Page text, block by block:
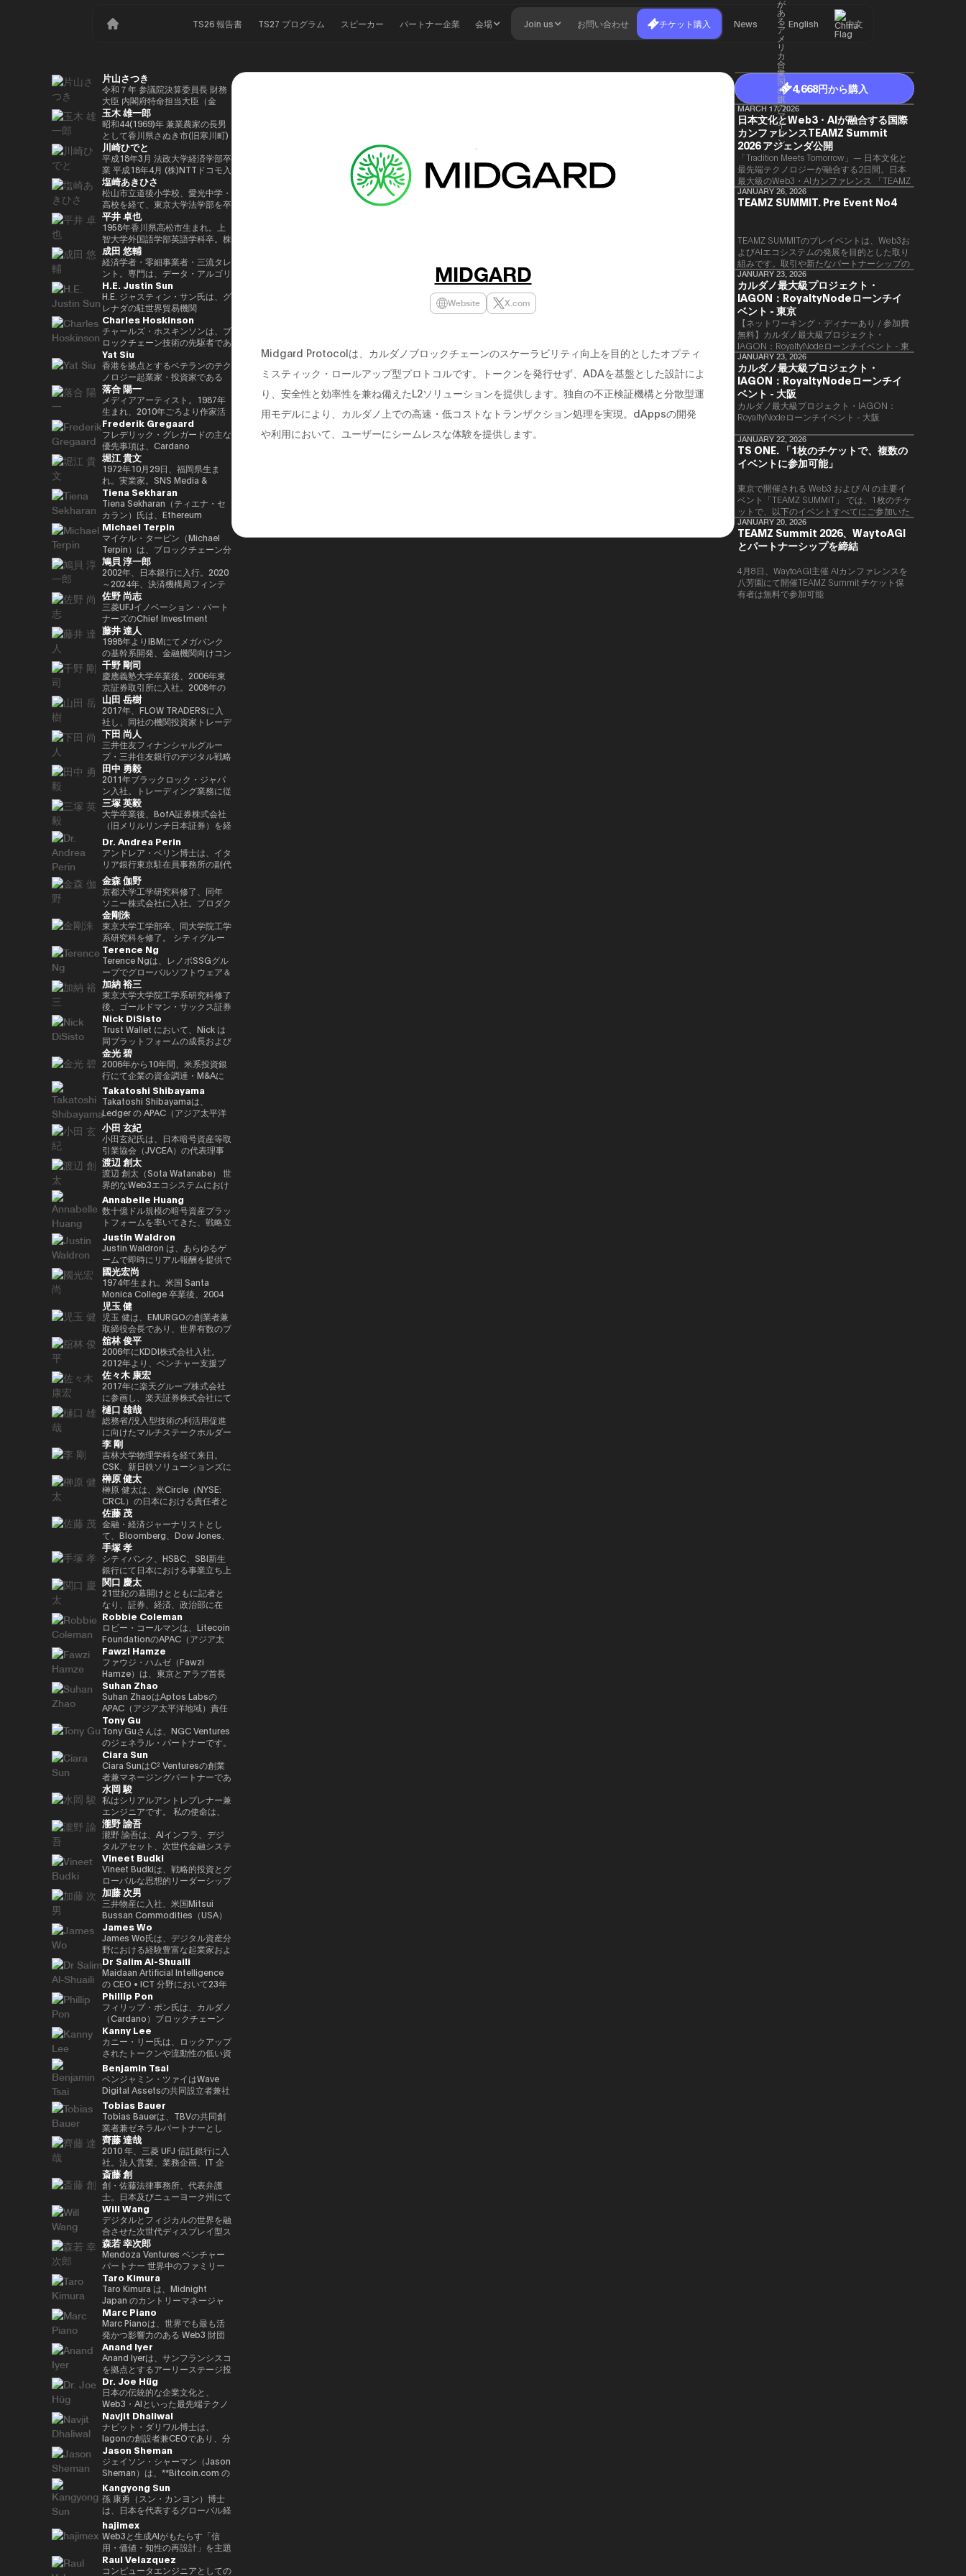
TS26 報告書 TS27 プログラム スピーカー パートナー企業 会場 Join us お問い合わせ チケット購入 News English 中文
片山さつき
令和７年 参議院決算委員長 財務
大臣 内閣府特命担当大臣（金
融） 租税特別措置・補助金見直
し担当 （高市内閣）
玉木 雄一郎
昭和44(1969)年 兼業農家の長男
として香川県さぬき市(旧寒川町)
に生まれる 昭和63(1988)年 高松
高校卒業 平成5(1993)年 東京大
学法学部卒業、同年大蔵省入省
※1 平成9(1997)年 米国ハーバー
ド大学大学院(ケネディースクー
ル)修了 平成17(2005)年 財務省を
退職し、第44回衆院選に立候
補。70,177票を得るも惜敗 平成
21(2009)年 4年間の浪人生活を経
て、第45回衆院選で109,863票を
得て初当選 平成24(2012)年 第46
回衆院選で79,153票を得て2期目
当選 平成26(2014)年 第47回衆院
選で78,797票を得て3期目当選 平
成28(2016)年 民進党代表選に出
馬。党幹事長代理を拝命 平成
29(2017)年 第48回衆院選で
82,345票を得て4期目当選(希望
の党公認、香川2区) 希望の党共
同代表選に出馬。希望の党代表
(11月〜) 平成30(2018)年 国民民
主党共同代表(5月~9月) 国民民主
党代表(9月~) 令和2(2020)年 分党
を経て新国民民主党設立、代表に
就任(9月) 令和3(2021)年 第49回
衆院選で94,530票を得て5期目当
選 令和6(2024)年 第50回衆院選
で89,899票を得て6期目当選
2025.05.01 現在 ※1 1993年4月
~2005年8月 大蔵省(現・財務省)
在職 1997年7月~1999年6月 外務
省出向(中近東第一課) 2000年7月
~2001年6月 金融庁 証券取引等監
視委員会 2001年7月~2002年6月
国税庁 大阪国税局総務課長 2002
年7月~2005年6月 内閣府出向(特
命担当大臣秘書専門官) 2005年7
月~2005年8月 財務省主計局主査
川崎ひでと
平成18年3月 法政大学経済学部卒
業 平成18年4月 (株)NTTドコモ入
社 平成29年8月 衆議院議員川崎
二郎秘書 令和3年10月 第49回衆
議院議員総選挙において初当選
令和6年10月 第50回衆議院議員
総選挙において2期目の当選 令和
6年11月 総務大臣政務官（第二次
石破内閣） 令和7年10月 デジタ
ル大臣政務官、内閣府大臣政務官
（第1次高市内閣） 令和8年2月
デジタル大臣政務官、内閣府大臣
政務官（第2次高市内閣）
塩崎あきひさ
松山市立道後小学校、愛光中学・
高校を経て、東京大学法学部を卒
業後、長島・大野・常松法律事務
所のパートナー弁護士。 2021
年、衆議院総選挙（愛媛1区）に
て初当選。元厚労大臣政務官。党
内では、副幹事長を経験した後、
国会対策副委員長に就任。インテ
リジェンス戦略本部、科学技術イ
ノベーション戦略本部、AI・
Web3小委員会の各事務局長。
平井 卓也
1958年香川県高松市生まれ。上
智大学外国語学部英語学科卒。株
式会社電通、西日本放送代表取締
役社長等を経て、2000年、第42
回衆議院選挙で初当選。以来、連
続10回当選。自民党経産・総務
部会長、政務調査会副会長、内閣
府（IT担当）大臣政務官、国土交
通副大臣、内閣常任委員長等を歴
任し、自民党IT戦略特命委員会委
員長として、自民党のIT政策を主
導。平成30年10月第4次安倍改造
内閣にてIT担当大臣、内閣府特命
担当(科学技術・知的財産戦略・
クールジャパン戦略・宇宙政策)
大臣就任。令和2年菅内閣にてデ
ジタル改革担当大臣就任。令和3
年初代デジタル大臣就任。現在、
デジタル社会推進本部長。
成田 悠輔
経済学者・零細事業者・三流タレ
ント。専門は、データ・アルゴリ
ズム・ポエム・思想を組み合わせ
たビジネスと公共政策の想像とデ
ザイン。多分野の学術誌・学会に
研究を発表、多くの企業や自治体
と共同事業を行う。報道・討論・
お笑い・アート・ファッションな
ど多様な動画や雑誌の企画や出演
にも関わる。著書『22世紀の資
本主義：やがてお金は絶滅する』
『22世紀の民主主義：選挙はア
ルゴリズムになり、政治家はネコ
になる』、番組「成田悠輔と愛す
べき非生産性の世界」「夜明け前
のPLAYERS」「成田悠輔の聞か
れちゃいけない話」「walk」
「書く気がおきない」など。
H.E. Justin Sun
H.E. ジャスティン・サン氏は、グ
レナダの駐世界貿易機関
（WTO）大使および元常駐代表
であり、世界をリードするブロッ
クチェーンおよびDAOである
TRON の創設者、さらに世界最
大級の暗号資産取引所の一つ
HTX のアドバイザーを務めてい
ます。 アリババ創業者ジャッ
ク・マー氏の薫陶を受けた人物と
しても知られ、2025年4月には、
グローバルなデジタル資産業界で
最も著名かつ影響力のある人物の
一人として Forbes誌 の表紙を飾
りました。 また、Forbes「30
Under 30（コンシューマー・テ
クノロジー部門）」に複数回選出
されるなど、国際的に高い評価を
受けています。 2025年8月に
は、Blue Origin の NS-34ミッシ
ョン に搭乗し、世界で712人目の
宇宙飛行士として宇宙へ渡航しま
した。 その関心分野は、テクノ
ロジー、投資、アート、慈善活
動、ゲーム、そして宇宙探査に及
びます。
Charles Hoskinson
チャールズ・ホスキンソンは、ブ
ロックチェーン技術の先駆者であ
り、分散型プラットフォーム「カ
ルダノ（Cardano）」の創設者
です。元々はイーサリアムの共同
創設者の一人でもあり、数理論理
学と暗号学に強い背景を持ってい
ます。カルダノは学術的な研究と
ピアレビューに基づいて開発され
たことが特徴で、金融包摂とスマ
ートコントラクトの普及を目指し
ています。現在はInput Output
Global（IOG）のCEOとしてカ
ルダノの技術開発を主導していま
す。
Yat Siu
香港を拠点とするベテランのテク
ノロジー起業家・投資家である
Yat Siu氏は、Animoca Brands
の共同創業者兼エグゼクティブ・
チェアマンです。Animoca
Brandsは、世界的なブロックチ
ェーンおよびゲーム分野のリーダ
ー企業であり、世界中のゲーマー
やインターネット利用者にデジタ
ル上の財産権を提供することを使
命としています。これにより、新
たな資産クラス、Play-and-Earn
経済、そしてオープン・メタバー
スの構築に寄与する、より公平な
デジタルの枠組みの実現を目指し
ています。 Yat氏は1990年に
Atari Germanyでキャリアをスタ
ートさせました。1995年には香
港に移り、アジア初の無料ウェブ
ページおよび無料メールサービス
提供企業であるHong Kong
Cybercity/Freenationを設立し
ました。1998年には、多言語対
応のホワイトラベルWebサービ
スの先駆者として高く評価された
Outblazeを設立しました。2009
年にはOutblazeのメッセージン
グ事業をIBMに売却し、その後
Outblazeを、デジタルエンター
テインメント分野のサービスや製
品を開発するプロジェクトや企業
を育成するインキュベーターへと
転換しました。そのインキュベー
ト企業のひとつが、2014年に設
立されたAnimoca Brandsです。
2017年には、従来の教育システ
ムではあまり重視されてこなかっ
た発散的思考やデザイン思考など
のスキルを育む放課後型デジタル
ラボ、Dalton Learning Labを設
立しました。また、テクノロジー
における社会的意義のある課題を
研究するOutblazeのリサーチ部
門、ThinkBlazeの創設者でもあ
ります。 2018年以降、Yat氏は
ゲーム業界におけるブロックチェ
ーンおよびNFT（非代替性トーク
ン）の活用を早期から提唱してき
ました。これにより、ゲーマーは
ゲーム内資産やデータ、ひいては
価値そのものを真に所有できるよ
うになると考えられています。分
散型アプリケーションとデジタル
資産の可能性を明確に見据えた
Yat氏は、Animoca Brandsをブ
ロックチェーン、ゲーム、NFT、
そしてオープン・メタバース分野
におけるリーダー的地位へと迅速
に導きました。Animoca Brands
はNFTを中心とした複数の子会社
や製品群を展開しており、さらに
540社を超えるブロックチェーン
関連企業に投資を行い、世界最大
級のブロックチェーン投資ポート
フォリオを築いています。 Yat氏
はこれまでに数多くの栄誉を受け
ており、世界経済フォーラムの
「Global Leader of
Tomorrow」、DHL/SCMP
Awardsの「Young
Entrepreneur of the Year」、さ
らにCointelegraphによる「ブロ
ックチェーン業界で注目すべき
100人」の一人にも選ばれていま
す。 また、Yat氏はクラシック音
楽の正式な訓練を受けた音楽家で
もあり、BAFTA（英国映画テレ
ビ芸術アカデミー）のアドバイザ
リーボードメンバー、ならびに
Asian Youth Orchestraの理事も
務めています。 必要であれば、
講演者紹介向けにさらに自然で洗
練された日本語版にも整えられま
す。
落合 陽一
メディアアーティスト。1987年
生まれ、2010年ごろより作家活
動を始める。境界領域における物
化や変換、質量への憧憬をモチー
フに作品を展開。筑波大学/東京
大学准教授、2025年日本国際博
覧会（大阪・関西万博）テーマ事
業プロデューサー。写真集「質量
への憧憬（amana・2019）」
NFT作品「Re-Digitalization of
Waves(foundation・2021)」な
ど。2016年PrixArsElectronica栄
誉賞 、EUよりSTARTSPrize受
賞、
2019SXSWCreativeExperienceARROWAwards
受賞。Apollo Magazine 40
UNDER 40 ART andTECH、
Asia Digital Art Award優秀賞、
文化庁メディア芸術祭アート部門
審査委員会推薦作品多数。
Frederik Gregaard
フレデリック・グレガードの主な
優先事項は、Cardano
Foundation における導入戦略を
推進し、各ミッションの統合およ
び実行を主導するとともに、
Cardano を活用した包括的かつ
公平な成長を実現するための迅速
な価値創出を可能にすることで
す。 同財団に参画する以前は、
スイスおよびスカンジナビア諸国
において17年以上にわたり、プ
ロフェッショナルサービスおよび
金融業界に従事し、資本市場、デ
ジタル資産運用、プライベートバ
ンキング、トレーディング・イン
フラストラクチャー分野に注力し
てきました。
堀江 貴文
1972年10月29日、福岡県生ま
れ。実業家。SNS Media &
Consulting株式会社 ファウンダ
ー。 現在はロケット開発や、ア
プリのプロデュース、また予防医
療普及協会として予防医療を啓蒙
する等 様々な分野で活動する。
会員制オンラインサロン『堀江貴
文イノベーション大学校
（HIU）』では、700名近い会員
とともに多彩なプロジェクトを展
開している。
http://salon.horiemon.com 著
書 『金を使うならカラダに使
え。』『ＣｈａｔＧＰＴ ｖｓ．
未来のない仕事をする人たち』
『２０３５ １０年後のニッポ
ン ホリエモンの未来予測大全』
など
Tiena Sekharan
Tiena Sekharan（ティエナ・セ
カラン）氏は、Ethereum
Foundationのアジア太平洋
（APAC）地域におけるHead of
Institutionsを務めており、エン
タープライズ分野での導入推進を
通じてEthereumエコシステムの
発展をリードしています。 キャ
リアは伝統的な金融業界からスタ
ートし、Lehman Brothers、
BNP Paribas、JPMorganなどで
要職を歴任しました。 Ethereum
Foundation参画前は、
JPMorganのブロックチェーン部
門であるKinexysに所属し、JPM
CoinやTokenized Depositsなど
のプロダクト推進を担当していま
した。
Michael Terpin
マイケル・ターピン（Michael
Terpin）は、ブロックチェーン分
野の投資およびアドバイザリー会
社 Transform Ventures の創業者
兼CEOであり、また Supercycle
Genesis Partners, LP のCEO兼
最高投資責任者（CIO）を務めて
いる。同ファンドは、ビットコイ
ン専業としては世界初のアルゴリ
ズム型暗号資産ヘッジファンドで
あり、各サイクルの高値でビット
コインを売却し、底値でより多く
を買い戻すという投資仮説を掲げ
ている。 ターピンは35年以上に
わたり連続起業家および投資家と
して活躍してきた、極めて経験豊
富なエグゼクティブであり、数多
くの成功したイグジットを実現し
てきた。その実績を背景に、プエ
ルトリコを拠点とするファミリー
オフィス Transform Capital を
設立している。 また、ビットコ
インの初期投資家かつ思想的リー
ダー（thought leader）として
も知られ、Ethereum や Tether
を含む主要ブロックチェーンプロ
ジェクトの初期マーケティングお
よびアドバイザリーに関与した人
物である。こうした功績から、
CNBC により「クリプト界のゴ
ッドファーザー（the Godfather
of Crypto）」と称されている。
2013年には BitAngels を、2014
年には BitAngels Fund 1 を共同
設立。同ファンドは、イーサリア
ムのクラウドセールにおいて、1
トークン30セントという価格で
100万ドルを投資したことで知ら
れている。 ターピンは2015年に
「ビットコイン四季モデル
（Four Seasons of Bitcoin）」
を開発した人物でもあり、2024
年に Skyhorse Publishing から
刊行された著書『Bitcoin
Supercycle』は高い評価を受
け、2024年11月上旬におけるビ
ットコインの史上最高値更新を正
確に予測したことで注目を集め
た。 デジタル資産分野に参入す
る以前には、Market Wire（現
GlobeNewswire） を創業。同社
は現在、Apollo Global
Management 傘下で約5億ドル
規模の事業部門となっている。ま
た、消費者向けインターネット黎
明期におけるマーケティングの先
駆者として、The Motley Fool、
America Online Greenhouse、
Earthlink の立ち上げをはじめ、
数十に及ぶ著名なインターネット
ブランドの成長に関与した。 学
歴としては、ニューヨーク州立大
学バッファロー校にてクリエイテ
ィブ・ライティングの修士号を取
得。シラキュース大学にて二つの
学士号を取得しており、2000年
以降、同大学の名門 Newhouse
School of Public
Communications のアドバイザ
リーボードメンバーも務めてい
る。 さらにターピンは、プエル
トリコにおけるビットコインおよ
び暗号資産コミュニティの先駆者
とも見なされており、2016年初
頭にはこの分野において初の投資
家向け優遇認定（Investor
Decree）を受けている。
鳩貝 淳一郎
2002年、日本銀行に入行。2020
～2024年、決済機構局フィンテ
ックグループ長。2024〜2025
年、FinTech副センター長、デジ
タル通貨検証グループ長。2025
年7月より出向し、現職。2025年
4月より東京大学大学院経済学研
究科CARF招聘研究員。 訳書に
『ビットコインとブロックチェー
ン：暗号通貨を支える技術』
（NTT出版）、『マスタリン
グ・イーサリアム ―スマートコ
ントラクトとDAppの構築』（オ
ライリージャパン）など。共著に
『Web3の未解決問題』（日経
BP）、『Web3・暗号資産 13
人の未来予測』（朝日新聞出
版）。
佐野 尚志
三菱UFJイノベーション・パート
ナーズのChief Investment
Officerとして、AUM 800億円の
ファンドにおいて日・米・アジア
を中心にスタートアップ出資と事
業開発の責任者を担う。MUIP参
画以前は独立系VCのGlobal
Brainにて、国内外スタートアッ
プ投資やCVCの運営に従事。そ
れ以前はソニーにて、技術投資や
JV設立等の新規事業プロジェク
トのファイナンス、またリテール
エナジー事業のカテゴリー責任者
として、海外事業を運営。
藤井 達人
1998年よりIBMにてメガバンク
の基幹系開発、金融機関向けコン
サル業務に従事。 Microsoftを経
てMUFGのイノベーション事業に
参画しDXプロジェクトをリー
ド。 auフィナンシャルホールデ
ィングスにて執行役員チーフデジ
タルオフィサー兼IT統括部長、
Microsoftで業務執行役員 金融イ
ノベーション本部長を務めた後、
現職。 一般社団法人
FINOVATORS設立。2021年より
日本ブロックチェーン協会理事就
任。同志社大卒、東大EMP第17
期修了。
千野 剛司
慶應義塾大学卒業後、2006年東
京証券取引所に入社。2008年の
金融危機以降、債務不履行管理プ
ロセスの改良プロジェクトに参画
し、日本証券クリアリング機構に
てOTCデリバティブ（クレジッ
ト・デフォルト・スワップおよび
金利スワップ）の清算プロジェク
トを主導するとともに、日本取引
所グループの清算決済分野の経営
企画を担当。2016年より
PwCJapanのCEO Office（経営
企画）にて、リーダーシップチー
ムの戦略的な議論をサポート。
2018年7月、世界的な暗号資産取
引所であるKrakenを運営する
Payward, Inc.（米国）に入社
し、金融庁登録に貢献。2020年3
月より同社日本代表就任。 2022
年7月Binance日本代表に就任。
オックスフォード大学経営学修士
（MBA）修了。
山田 岳樹
2017年、FLOW TRADERSに入
社し、同社の機関投資家トレーデ
ィング部門にて、シンガポールお
よび香港支社を拠点にアジアの機
関投資家とのブロック取引を担
当。ETFを中心に外国債券や暗号
資産を含む幅広いプロダクトにお
いて機関投資家に流動性を提供す
る。また日本国内の証券会社、運
用会社、取引所・交換所、電子取
引プラットフォームとのビジネス
開発を担当し、同社の日本関連の
ビジネス全般に携わる。 FLOW
TRADERSは東京証券取引所の
Best Market Makerとして毎年表
彰されるとともに、暗号資産等の
デジタルアセットや海外の暗号資
産ETFも積極的にマーケットメイ
クを行い、上場企業である同社は
伝統金融とデジタルアセット業界
の懸け橋としての強みを持つ。
下田 尚人
三井住友フィナンシャルグルー
プ・三井住友銀行のデジタル戦略
部 部長。デジタルアセットに関
するSMBCグループの取り組みを
取りまとめ。 2025年6月まで日
本銀行決済機構局参事役。決済機
構局では、新しい技術を使った決
済高度化プロジェクトの企画・推
進（Project Agora等）、AIの金
融システムへの影響に関する国際
的検討等に従事。また、BIS決済
市場インフラ委員会（CPMI）、
G7デジタル決済専門家グループ
（2023年共同議長）、金融安定
委員会（FSB）イノベーションネ
ットワーク、BIS・中央銀行
CBDCグループなど、国際的な政
策協議体にも幅広く従事。 日本
銀行では、他に長崎支店長、香港
事務所長、金融機構局国際課長
（バーゼル規制担当）、国際局企
画役等を歴任。財務省では国際機
構課企画官として国際金融
（FATF、FSB等）を担当。 一橋
大学法学部卒業。ハーバード大学
でComputer Science for AIを履
修。
田中 勇毅
2011年ブラックロック・ジャパ
ン入社。トレーディング業務に従
事後、2024年3月よりブラックロ
ック・グローバル・マーケッツ部
長としてトレーディング、セキュ
リティーズ・レンディング、キャ
ッシュ・マネジメントを統括。ま
たデジタル戦略の分野においても
日本にて従事。2025年1月よりグ
ローバル・プロダクト・ソリュー
ション部を兼務し、同部内でトラ
ンジション・マネジメントを統
括。
三塚 英毅
大学卒業後、BofA証券株式会社
（旧メリルリンチ日本証券）を経
て、BNPパリバ証券株式会社にて
複数の役職を経た後、グローバル
マーケッツ統括本部COOに就
任。Web3企業の Animoca
Brands 株式会社にて創業時より
COOとして参画した後、2024年
3月より現職。
Dr. Andrea Perin
アンドレア・ペリン博士は、イタ
リア銀行東京駐在員事務所の副代
表です。この職務において、日
本、韓国、台湾、オーストラリ
ア、ニュージーランドにおける経
済政策論議ならびにマクロ経済・
金融動向の分析を担当していま
す。また、現地の金融・監督当
局、機関投資家、ビジネスコミュ
ニティとの対話を通じて、イタリ
ア経済への理解促進と、二国間の
経済・金融関係のさらなる強化に
取り組んでいます。 中央銀行、
銀行監督当局、ならびに欧州中央
銀行（ECB）や欧州投資銀行
（EIB）を含む国際金融機関にお
いて15年以上の経験を有し、金
融規制、ガバナンス、コンプライ
アンスの分野で深い専門性を備え
ています。 ローマ大学トル・ヴ
ェルガータ校にて、健全性規制お
よび監督当局の制裁権限をテーマ
とする法学博士号を取得していま
す。
金森 伽野
京都大学工学研究科修了、同年
ソニー株式会社に入社。プロダク
ト設計開発・商品企画・マーケテ
ィング業務に従事。その後、ネッ
ト証券でフィンテック新規事業立
ち上げ、カスタマーエクスペリエ
ンス、CX戦略推進などを経験。
2022年 ソニー銀行入社、現在は
ソニー銀行 DX事業企画部長とし
てweb3関連の新規事業企画を推
進。
金剛洙
東京大学工学部卒、同大学院工学
系研究科を修了。 シティグルー
プ証券株式会社に入社し、日本国
債・金利デリバティブのトレーデ
ィング業務に従事。 その後、株
式会社松尾研究所に参画し、機械
学習プロジェクトの企画から
PoC、開発を一貫して担当。
2022年より同社取締役に就任、
また生成AIに特化したVCファン
ドを新設。
Terence Ng
Terence Ngは、レノボSSGグル
ープでグローバルソフトウェア＆
マネージドサービスビジネスを率
いています。彼は、戦略的な
Microsoft Cloud Solution
Provider（CSP）プログラムを推
進し、Microsoftと連携して関連
するサービスソリューション全体
を推進する責任を負っています。
彼は、セキュリティ、ソフトウェ
ア、クラウド、AIエコシステムに
おける主要な戦略的パートナーシ
ップと販売を、グローバル市場全
体で主導しています。 2011年に
レノボに参加して以来、Terence
Ngは、セキュリティ、エンター
テインメント、Eコマース、フィ
ンテックなどのセクターにわたる
主要なインターネット企業とのレ
ノボのパートナーシップをグロー
バルにリードしてきました。ま
た、戦略的なAR/VRパートナー
シップも推進しました。
Terence Ngは、ソニーエレクト
ロニクス、ヒューレット・パッカ
ード、Navteq Corporation、ノ
キアなどの主要なテクノロジーブ
ランドで、マーケティング、製品
開発、ビジネス開発の役割を20
年以上にわたって経験してきまし
た。彼はテクノロジー業界でビジ
ネス戦略をリードする確かな実績
を築いています。 Terence Ng
は、シンガポールの南洋理工大学
でビジネス学の学士号を取得しま
した。彼は現在、シンガポールを
拠点としており、ブロックチェー
ンとAI技術の熱心なファンです。
加納 裕三
東京大学大学院工学系研究科修了
後、ゴールドマン・サックス証券
株式会社等を経て、2014年に株
式会社bitFlyerを共同創業。
bitFlyer創業以降、暗号資産の国
内の法改正に関する提言や自主規
制ルールの策定等に尽力すると共
に、暗号資産交換業者である
bitFlyer USA, Inc.のCEO、
bitFlyer EUROPE S.A.のチェアマ
ンを歴任。グローバルな視点で暗
号資産交換業業界の発展に貢献。
2018年に自主規制団体である一
般社団法人日本仮想通貨交換業協
会（現、一般社団法人日本暗号資
産等取引業協会：JVCEA）を発
起人として設立。内閣官房主催の
官民データ活用推進基本計画実行
委員会にも有識者として出席。
現在、株式会社bitFlyer
Holdings代表取締役CEO、株式
会社bitFlyer 代表取締役、株式会
社bitFlyer Blockchain代表取締
役、bitFlyer USA, Inc.の
Director、株式会社Custodiem
の取締役を務めるほか、一般社団
法人日本ブロックチェーン協会
（JBA）代表理事を務める。 そ
の他にも、ISO/TC307国内審議
委員会Committee会員、防衛省
オピニオンリーダーなども務め、
創業以来掲げるbitFlyerのミッシ
ョンである「ブロックチェーンで
世界を簡単に。」の実現に向け、
様々な場面でweb3業界の発展に
向け意欲的に活動中。
Nick DiSisto
Trust Wallet において、Nick は
同プラットフォームの成長および
ユーザー体験の中核を担う、戦略
的イニシアティブおよびエコシス
テム・パートナーシップを統括し
ている。 彼の取り組みは、DeFi
連携、法定通貨のオン／オフラン
プ、MEV（最大抽出価値）対
策、そしてコア・インフラパート
ナーシップなど、幅広い重要領域
に及び、世界中の何百万人ものユ
ーザーにとって、暗号資産をより
使いやすく、安全で、スケーラブ
ルなものにすることを目的として
いる。 Nick は、プロダクト、セ
キュリティ、エンジニアリング、
マーケティングといった各部門と
密接に連携しながら、ユーザー体
験とブロックチェーン技術の交差
点におけるイノベーションを推進
している。 「コードを現実世界
の価値へと変換する」ことに重点
を置き、Nick はセルフカストデ
ィ型ウォレットを次世代の金融イ
ンフラとして進化させる役割を担
い、その未来を形作っている。
金光 碧
2006年から10年間、米系投資銀
行にて企業の資金調達・M&Aに
係るデリバティブストラクチャリ
ング業務に従事。2016年に株式
会社bitFlyer入社後、CFOやPRを
経て財務規制関連体制整備 を担
当。2022年より新規事業を担当
し、現在はグループCPO。2025
年より株式会社Custodiem 取締
役として、国内暗号資産ETF組成
プロジェクト等を推進。
Takatoshi Shibayama
Takatoshi Shibayamaは、
Ledger の APAC（アジア太平洋
地域）統括責任者（Head of
APAC）を務めている。Web3 業
界および機関投資家向けに、デジ
タル資産のセキュリティソリュー
ション提供を統括している。 こ
れまで 17年以上にわたり、企業
再生・ディストレスト投資分野の
アナリストおよび投資家として活
躍。JPMorgan や Goldman
Sachs などの投資銀行にてキャ
リアをスタートさせた後、米国の
ヘッジファンド Davidson
Kempner Capital Management
に参画。その後、シンガポールを
拠点とする投資ファンド 3D
Investment Partners を共同創業
した。 また、デジタル資産の担
保管理およびカストディサービス
を提供する Copper において
は、APAC 地域の収益統括責任者
（Head of Revenue APAC）を務
め、同社のアジア太平洋地域にお
ける事業成長を牽引した。
小田 玄紀
小田玄紀氏は、日本暗号資産等取
引業協会（JVCEA）の代表理事
（会長）、SBIホールディングス
の常務執行役員、そして株式会社
ビットポイントジャパンの代表取
締役を務める起業家、投資家、ビ
ジネス再生の専門家です。2001
年に自身の会社を設立して以降、
様々なビジネスを立ち上げてきま
した。2016年には暗号通貨交換
所Bitpointを設立し、CEOとな
りました。2019年には世界経済
フォーラムからヤング・グローバ
ル・リーダーに選出されました。
渡辺 創太
渡辺 創太（Sota Watanabe） 世
界的なWeb3エコシステムにおけ
るパイオニアであり、日本を代表
するテック起業家の一人。
Startale Groupの創業者兼CEO
として、「世界をオンチェーンに
する（Bringing the world
onchain）」というミッションの
もと、分散型インターネットのた
めの基盤インフラ構築を主導して
いる。 日本最大のパブリックブ
ロックチェーンであり、国内
Web3インフラの要石となった
Astar Networkを牽引したことで
その名を世界に広めた。また、キ
ャリアにおける重要なマイルスト
ーンとして、ソニーグループとの
連携のもと、Sony Block
Solutions Labsと共同開発した
イーサリアムレイヤー2ブロック
チェーン「Soneium（ソニュー
ム）」が挙げられる。この取り組
みは、日本のブロックチェーン技
術を、コンシューマー向けエンタ
ーテインメント、AI、そしてマス
アダプション（大衆への普及）が
交差する領域へと位置づけるもの
である。 トークン化されたデジ
タル資産や金融領域においては、
SBIホールディングスとの戦略的
提携を推進。法令に準拠した日本
円ステーブルコインの発行や、ト
ークン化された株式および現実資
産（RWA）に最適化されたブロ
ックチェーンの開発など、革新的
なインフラ整備を進めている。
Annabelle Huang
数十億ドル規模の暗号資産プラッ
トフォームを率いてきた、戦略立
案およびリーダーシップの豊富な
経験
Justin Waldron
Justin Waldron は、あらゆるゲ
ームで即時にリアル報酬を提供で
きるプラットフォーム play.fun
の創業者兼CEOです。また、
Playco の共同創業者兼社長を務
めるほか、渋谷区役所による取り
組みである Shibuya Startup
Support のアドバイザー、さら
に X&KSK のパートナーとして、
グローバル展開が期待される有望
な日本のスタートアップへの投資
も行っています。 60社以上に投
資するエンジェル投資家としても
活躍しており、特に Zynga の共
同創業者として広く知られていま
す。2021年には Business
Insider により「Top 100 Seed
Investors」の一人に選出されま
した。
國光宏尚
1974年生まれ。米国 Santa
Monica College 卒業後、2004
年に株式会社アットムービーに入
社。同年に取締役に就任し、映
画・テレビドラマのプロデュース
や新規事業の立ち上げを担当。
2007年に株式会社gumiを設立
し、代表取締役社長に就任。
2021年に同社を退任し、同年に
株式会社Thirdverseと2019年に
共同創業した株式会社フィナンシ
ェの代表取締役CEOに就任。著
書に『メタバースとWeb3』（エ
ムディエヌコーポレーション）が
ある。
児玉 健
児玉 健は、EMURGOの創業者兼
取締役会長であり、世界有数のブ
ロックチェーンプラットフォーム
であるCardanoの共同創業者の
一人です。暗号資産およびブロッ
クチェーン分野において10年以
上にわたり豊富な経験と先見性を
培い、グローバルな視点で業界の
発展を牽引してきました。ブロッ
クチェーン技術を通じて「信頼」
と「価値」の概念を再定義し、次
世代の金融イノベーションを創出
することを使命としています。
現在はシンガポールを拠点に
EMURGOを率い、グローバルな
金融バリューチェーンの構築を推
進するとともに、テクノロジーお
よびイノベーション領域への投資
に特化したベンチャーキャピタル
ファンド Taisu Ventures の投資
委員会メンバーも務めています。
舘林 俊平
2006年にKDDI株式会社入社。
2012年より、ベンチャー支援プ
ログラムKDDI∞Laboやベンチャ
ー投資ファンド、 KDDI Open
Innovation Fundに関わり、主に
スポーツ、エンタメ、XR、
Web3領域での出資やアライアン
スを担当。 2025年4月より現
職。
佐々木 康宏
2017年に楽天グループ株式会社
に参画し、楽天証券株式会社にて
IT本部部長、フィンテック本部副
本部長を経て2018年9月より現
職。現在、国内暗号資産業界全体
のセキュリティレベル向上に貢献
するため、多岐にわたる施策を推
進中。JPCrypto-ISAC 代表理
事、JCBAセキュリティ・システ
ム部会長。東京工業大学大学院卒
業。
樋口 雄哉
総務省/没入型技術の利活用促進
に向けたマルチステークホルダー
連携会合構成員大学卒業後カード
会社に就職。2006年にヤフーに
転職し、メディアや広告領域の事
業戦略策定、決済/銀行サービス
責任者を経験。 ジャパンネット
銀行（現PayPay銀行）に出向
し、商流ファイナンスサービス立
ち上げ、事業統括、マーケティン
グ事業に従事。 また、メガバン
クとヤフーとのデジタルマーケテ
ィング子会社(JV)の取締役を担
当。 その後DeNA、
MobilityTechnologies（現GO）
にてMaaS事業に従事し、GO立
ち上げフェーズに参画。複数のプ
ロジェクトリードを実施。 2021
年にNEC入社した後は、web3、
生体認証、メタバース、秘密計算
などデジタルサービスの新規事業
を担当等。
李 剛
吉林大学物理学科を経て来日。
CSK、新日鉄ソリューションズに
てCiscoネットワークの設計・構
築を担当する。2009年ネットス
ターズを創業、代表取締役社長
CEOに就任。創業当時から国際
通信のゲートウェイ事業に着目
し、決済×テクノロジーの力で市
場の創造と行動の革新に取り組ん
でいる。
榊原 健太
榊原 健太は、米Circle（NYSE:
CRCL）の日本における責任者と
して、日本における事業戦略およ
び市場開発を統括。国内パートナ
ーシップの構築やエコシステム拡
大を推進し、日本の新たな規制枠
組みのもとで初めて認可されたス
テーブルコインであるUSDCの国
内展開を主導した。 Circle参画以
前は、Google Paymentsにてパ
ートナーシップおよび事業開発の
リーダー職を歴任。日本を代表す
る決済・フィンテック企業との戦
略的提携を推進し、プロダクト連
携や市場戦略の立案を担ったほ
か、オーストラリアおよびニュー
ジーランドでの市場ローンチをリ
ード。また、日本国内フィンテッ
ク企業の買収およびPMI（買収後
統合）を主導し、Googleのフィ
ンテック領域におけるプレゼンス
強化に貢献した。 それ以前は、
三井住友銀行およびJRIアメリカ
（ニューヨーク）にて、米州にお
けるグローバル・キャッシュマネ
ジメント・プラットフォームの統
括やブラジル市場への展開を担
当。伝統的金融とテクノロジーの
両領域における豊富な経験を有す
る。 INSEADにてMBAを取得。
南山大学総合政策学部卒業。
佐藤 茂
金融・経済ジャーナリストとし
て、Bloomberg、Dow Jones、
S&P Globalで約18年にわたり、
金融市場およびコモディティ分野
を取材。CoinDesk Japanの創設
メンバーとして立ち上げに関わ
り、4年間編集長を務めた。2025
年1月にSuperteam Japanに事
業開発支援統括として参画、
2026年1月より現職。
手塚 孝
シティバンク、HSBC、SBI新生
銀行にて日本における事業立ち上
げや金融ITプロジェクト推進に従
事。その後Google Japanにて営
業統括、ByteDance(TikTok)では
副社長として日本事業成長を牽
引。現在はStartale Japan 代表
取締役CEOとして、日本市場で
のブロックチェーン技術のビジネ
スにおける活用を推進。
関口 慶太
21世紀の幕開けとともに記者と
なり、証券、経済、政治部に在
籍。兜町、霞ケ関、永田町と多角
的視点で金融・マーケットを取
材。2020年よりフィンテックエ
ディター。25年からNIKKEI
Financial副編集長。共著に「仮
想通貨バブル」、「NFTの教科
書」。
Robbie Coleman
ロビー・コールマンは、Litecoin
FoundationのAPAC（アジア太
平洋地域）統括責任者（Head of
APAC）です。2017年以降、この
非営利団体はLitecoin（LTC）の
普及、開発、そしてエコシステム
の成長に注力してきました。ロビ
ーはデジタルアセット／暗号資産
（クリプト）領域に11年にわた
り従事しており、Litecoin
Foundationの活動以外でも、グ
ローバルな取引所、ウォレット、
プライバシーツール、各種プロジ
ェクトの創業・共同創業や立ち上
げを支援してきました。 APAC統
括責任者として、ロビーは地域に
おけるLitecoinの機関投資家向
け、規制当局、政府との関係構築
およびプレゼンス拡大を担ってい
ます。また、カンファレンスやサ
ミット、メディアでLitecoinを代
表し、Proof-of-Work Summit、
AusCrypto、Blockchain
Centre、Litecoin Summitでの
基調講演に加え、CIS、
Token2049などでのファイアサ
イドやパネルにも登壇していま
す。 さらにWeb3隣接領域では、
マレーシアのネオバンク（買収済
み）およびeウォレットを共同創
業。加えて、複数の新興企業にお
いて、フィンテック、メドテッ
ク、AIベンチャーなどで戦略アド
バイザーとして要職を歴任してい
ます。
Fawzi Hamze
ファウジ・ハムゼ（Fawzi
Hamze）は、東京とアラブ首長
国連邦を拠点に活動する国際的な
投資・アドバイザリー持株グルー
プ、Assets Advisors
Capital（AAC）の創業者兼会長
です。AACは、不動産投資、金
融アドバイザリー、デジタル資産
インフラ、テクノロジーベンチャ
ーなどの分野に特化した企業群の
ポートフォリオを統括し、アジア
および湾岸地域における投資機会
への体系的なアクセスを求める国
際投資家や機関投資家を支援して
います。 ハムゼは、国際金融お
よびクロスボーダー取引において
15年以上の経験を持ち、グロー
バルな資本展開や戦略的投資イニ
シアティブに関わるプライベート
投資家、ファミリーオフィス、機
関投資家と密接に連携していま
す。 彼の取り組みは、伝統的な
資本市場と新たなデジタルインフ
ラの融合に焦点を当てており、実
世界資産（RWA）フレームワー
ク、ブロックチェーンを活用した
投資プラットフォーム、そして進
化するWeb3エコシステムへの機
関投資家向け参入経路などを含ん
でいます。 またハムゼは、国際
的なフィンテックおよびWeb3分
野の議論にも積極的に参加し、グ
ローバル資本市場の将来の構造
や、規制された金融システムへの
ブロックチェーン技術の統合につ
いて定期的に見解を発信していま
す。
Suhan Zhao
Suhan ZhaoはAptos Labsの
APAC（アジア太平洋地域）責任
者であり、機関投資家向けの高性
能パブリックLayer1ブロックチ
ェーンであるAptosの地域戦略、
事業成長、戦略的パートナーシッ
プを統括しています。 Aptos
Labs参画以前は、Ripple Labsに
てアジア太平洋地域における主要
な戦略的パートナーシップおよび
市場ネットワーク拡大を主導し、
金融機関、銀行、エンタープライ
ズ企業と密接に連携しながら、ブ
ロックチェーンの社会実装と普及
を推進しました。 キャリア初期
には、JPモルガンおよびS&P
Globalに在籍し、シンガポール
およびロンドンを拠点に、コーポ
レートバンキングおよびコモディ
ティ市場における専門性を培いま
した。
Tony Gu
Tony Guさんは、NGC Ventures
のジェネラル・パートナーです。
NGC Venturesを設立する前は、
クロスボーダーのバイアウト・ア
ドバイザリー・ファームである
Rhodium Capitalのジェネラ
ル・パートナーを務めていまし
た。Tonyさんは、北アジア諸国
での大規模なバイアウト取引に重
点を置き、テクノロジー、金融サ
ービス、消費者向けセクターなど
で複数の取引を完了し、合計取引
額は10億ドルを超えています。
Ciara Sun
Ciara SunはC² Venturesの創業
者兼マネージングパートナーであ
り、これまでに150万ドル以上を
投資し、次世代のWeb3アプリケ
ーションを構築・拡張する開発者
の支援に注力しています。 C²
Ventures設立以前は、Huobi
Groupの副社長を務め、グロー
バル事業開発、グローバルマーケ
ット、機関投資家部門、パートナ
ーシップ、ブロックチェーンプロ
ジェクトの上場、インキュベーシ
ョンおよび投資部門を統括してい
ました。 Ciaraはブロックチェー
ン分野における代表的な女性リー
ダーとして、世界各地のイベント
に招待されています。彼女の
Twitterフォロワーは20万人以上
にのぼり、「アジア発のグローバ
ル女性クリプトリーダー」と称さ
れています。 また、ジェンダー
平等の強い提唱者でもあり、
NGO「Women Who Crypto」
を設立しました。
水岡 駿
私はシリアルアントレプレナー兼
エンジニアです。 私の使命は、
革新的なWeb3ビジネスを創出・
実践し、より良い社会に貢献する
ことです。 日本発のグローバル
に認知される企業を築き、私の取
り組みを通じてイノベーションと
社会的インパクトを生み出してい
きたいと考えています。
瀧野 諭吾
瀧野 諭吾は、AIインフラ、デジ
タルアセット、次世代金融システ
ムの融合領域に注力するテクノロ
ジー起業家です。2025年6月、株
式会社イオレ（東証：2334）の
代表取締役社長兼CEOに就任し
ました。現在、同社はAIコンピュ
ートインフラとクリプトネイティ
ブな金融サービスを中核とするテ
クノロジープラットフォームへと
進化を進めています。 また、AI
時代に向けた新たな金融プラット
フォーム「Neo Crypto Bank」
の構想を推進しており、暗号資産
トレジャリー管理、レンディング
インフラ、プログラマブル金融ア
プリケーションの統合を目指して
います。 AIエージェントが経済
活動に参加する未来を見据え、ブ
ロックチェーンを基盤とした次世
代金融インフラの構築に取り組ん
でいます。
Vineet Budki
Vineet Budkiは、戦略的投資とグ
ローバルな思想的リーダーシップ
を通じて Web3 分野の成長を牽
引する、業界を代表する人物であ
る。 1億ドル規模の暗号資産特化
型ファンド Sigma Capital の
CEOとして、分散型エコシステ
ムへの強いコミットメントのも
と、3年以内に100社以上のブロ
ックチェーン・スタートアップへ
の投資を目標に掲げている。 こ
れまでの投資ポートフォリオに
は、Mysten Labs（Sui）、
Gunzilla、Peaq Network をはじ
め、300を超えるプロジェクトが
含まれており、変革的テクノロジ
ーを見抜く鋭い洞察力を示してい
る。 資金提供にとどまらず、
Budki は World Economic
Forum や Binance Blockchain
Week などの国際的なイベントで
登壇する世界的に評価の高いスピ
ーカーでもある。市場動向やブロ
ックチェーンの普及に関する彼の
見解は、The Times、
CoinDesk、Entrepreneur
Middle East といった主要メディ
アからも注目を集めている。 ま
た、ソーシャルメディアでの積極
的な発信を通じて、その影響力を
さらに拡大。短期的な利益よりも
Web3 の長期的な可能性を重視
し、世界の在り方を再定義するス
タートアップへの投資を推進して
いる。 「Web3 は未来である」
という確固たる信念のもと、
Budki は分散型テクノロジーの進
化を牽引する重要な存在である。
**ヴィニート・ブドキ（Vineet
Budki）**は、戦略的投資とグロ
ーバルな思想的リーダーシップを
通じて Web3 分野の成長を牽引
する、業界を代表する人物であ
る。 1億ドル規模の暗号資産特化
型ファンド Sigma Capital の
CEOとして、分散型エコシステ
ムへの強いコミットメントのも
と、3年以内に100社以上のブロ
ックチェーン・スタートアップへ
の投資を目標に掲げている。 こ
れまでの投資ポートフォリオに
は、Mysten Labs（Sui）、
Gunzilla、Peaq Network をはじ
め、300を超えるプロジェクトが
含まれており、変革的テクノロジ
ーを見抜く鋭い洞察力を示してい
る。 資金提供にとどまらず、
Budki は World Economic
Forum や Binance Blockchain
Week などの国際的なイベントで
登壇する世界的に評価の高いスピ
ーカーでもある。市場動向やブロ
加藤 次男
三井物産に入社、米国Mitsui
Bussan Commodities（USA）
Inc.CEO、英国Mitsui Bussan
Commodities Ltd COO、本店
商品市場部長、デジタルアセット
マーケッツ 常勤取締役、三井物
産デジタルコモディティーズ 代
表取締役社長、三井物産コーポレ
ートディベロップメント本部 理
事を経て2023年12月に三井物産
を退社し、現職。グローバルなコ
モディティトレーディングに精
通。
James Wo
James Wo氏は、デジタル資産分
野における経験豊富な起業家およ
び投資家であり、2015年にDFG
を設立し、10億ドル以上の運用
資産を統括しています。
Ledger、Coinlist、Circle、
ChainSafeなどの企業への初期投
資家でもあります。 また、
PolkadotおよびKusama
Networkの初期投資家かつ支援
者としても知られており、資本配
分や寄付、パラチェーンオークシ
ョンへの積極的な支援を通じて、
エコシステムへの多大な貢献を続
けています。
Dr Salim Al-Shuaili
Maidaan Artificial Intelligence
の CEO • ICT 分野において23年
以上の経験を有し、ICT（AI・DX
における技術導入）分野の博士号
（PhD）を取得 • グローバル AI
アンバサダー（Global Council
of Responsible AI／米国） • 国
際グローバル ICT 連盟
（IFCGICT／国連・米国）プロ
フェッショナル会員 • ITU 認定 AI
監査人（Certified AI Auditor） •
World AI Council（カナダ）認定
チーフ AI オフィサー（Chief AI
Officer） • Gulf College 理事会
（Board of Trustees）メンバー
• オマーン商工会議所 デジタル経
済・AI 委員会メンバー •
GCC（湾岸協力会議）AI プロジ
ェクトおよび AI 国際アワード審
査委員メンバー • 大学および学術
アドバイザリーボードメンバー
（SQU、AOU、Sohar
University） • Global CIO
Summit（タイ、2022年）にて
Digital Transformation
Inspiring Award を受賞 • Global
CIO Summit（アゼルバイジャ
ン、2023年）にて Impact
Trailblazer Award を受賞 • 国家
レベルの AI プロジェクトに携わ
り、技術のローカライズを推進 •
AI・データ・DX に関する専門的
なトレーニングを提供 • e-
Government、デジタルトランス
フォーメーション、人工知能、第
4次産業革命に関連する複数のプ
ロジェクトを主導・参画（鉱業、
スマートシティ、ヘルスケア、教
育、観光、農業、物流・交通、リ
スクおよび危機管理、メディア分
野） • 各種国際・国内カンファレ
ンス、サミット、ワークショッ
プ、イベントに参加 • 研究論文、
書籍、雑誌、メディア番組におい
て著者として参画
Phillip Pon
フィリップ・ポン氏は、カルダノ
（Cardano）ブロックチェーン
の共同創設組織の一つである
EMURGO のCEOです。
EMURGOは、ブロックチェーン
技術および資産のトークン化の商
業的普及を推進しています。
CEOとして、フィリップ氏は
EMURGOの戦略的方向性および
グローバルオペレーション全体を
統括し、投資、パートナーシッ
プ、インフラ開発を通じて、従来
の金融とブロックチェーンをつな
ぐ取り組みを主導しています。
Kanny Lee
カニー・リー氏は、ロックアップ
されたトークンや流動性の低い資
産の二次取引を可能にする分散型
マーケットプレイス
SecondSwap の創設者兼CEOで
す。 CEOとしてカニー氏は、
SecondSwapの戦略的ビジョン
とプロダクト開発の実行を統括
し、Web3市場における持続可能
な流動性とアクセシビリティを高
めるためのイノベーションを推進
しています。
Benjamin Tsai
ベンジャミン・ツァイはWave
Digital Assetsの共同設立者兼社
長であり、同社はSEC（米国証券
取引委員会）に登録されたデジタ
ルアセット管理会社です。彼は同
社で製品開発と取引を監督してい
ます。三か国語を操り、仮想通貨
のネイティブスピーカーであり、
また伝統的な金融分野のベテラン
でもあります。ベンは、シンガポ
ールのメリルリンチ・コモディテ
ィーズで15年以上にわたりシニ
アリーダーシップの経験を積み、
同社のCEOを務めました。ま
た、アライアンス・バーンスタイ
ンでは、東京、香港、シンガポー
ル、ソウル、台北で収益性のある
ディストリビューションチームを
統括し、ビジネス戦略を牽引しま
した。 ベンはサザンカリフォル
ニアの早期スタートアップに投資
し、メンタリングも行っていま
す。彼は多数の証券ライセンスを
保有しており、カリフォルニア大
学バークレー校で工学の学士号を
取得し、UCLAアンダーソン経営
大学院でMBAを取得しました。
現在は同大学で暗号通貨ファイナ
ンスを教えています。
Tobias Bauer
Tobias Bauerは、TBVの共同創
業者兼ゼネラルパートナーとし
て、トップクラスのスタートアッ
プへの投資やベンチャービルディ
ングを行っています。過去には
Blockchain Founders Fundのパ
ートナーを務め、75Mドルのファ
ンドを立ち上げ、150以上のスタ
ートアップに投資しました。ま
た、Consensusや香港フィンテ
ックウィークなど300以上の
Web3・テック会議で講演経験が
あります。彼はこれまで15都市9
か国で生活し、中国語、英語、ド
イツ語に堪能です。
齊藤 達哉
2010 年、三菱 UFJ 信託銀行に入
社。法人営業、業務企画、IT 企
画を経て、2016 年に FinTech 推
進室設立、1 人目の専任担当とし
て三菱 UFJ 信託銀行のデジタル
戦略を企画・推進。“シリアルイ
ントレプレナー(連続社内起業
家)”として、情報銀行基盤
「Dprime」、デジタル証券基盤
「Progmat」、ステーブルコイ
ン基盤「Progmat Coin」、機能
型 NFT 基盤「Progmat UT」、
数多くの組織が入会する「デジタ
ルアセット共創コンソーシアム」
等を立ち上げる。2022 年、複数
の金融機関や取引所、ソフトウェ
ア企業の出資による、デジタルア
セット基盤事業の独立会社化を発
表し、2023年10月創業より代表
就任。特許登録8 件
斎藤 創
創・佐藤法律事務所、代表弁護
士。日本及びニューヨーク州にて
弁護士資格。東京大学法学部、ニ
ューヨーク大学ロースクール卒。
西村あさひ法律事務所にて主とし
て金融分野（証券化、ファンド、
デリバティブ等）を取り扱った
後、2015年に独立して現事務所
を立ち上げた。Web3、
FinTech、Metaverse、スタート
アップを専門とする。 著書に
「NFTの教科書」、 ｢先読み！メ
タバース＆NFT」など。 日本ブ
ロックチェーン協会顧問、日本
STO協会監事、一般社団法人
Metaverse Japan監事、FinTech
協会キャピタルマーケッツ部門事
務局、HashPort監査役、前
bitFlyer社外取締役などを務め
る。海外のChambers Asia
Pacific、Best Lawyers
rankings、Legal500で日本の
FinTechの弁護士としてそれぞれ
ランク・イン。
Will Wang
デジタルとフィジカルの世界を融
合させた次世代ディスプレイ型ス
マートグラスを開発する企業
Even Realities の創業者兼CEO
です。 2023年に設立されたEven
Realitiesは、「テクノロジーは
前に出るのではなく、日常生活を
静かに支え、さりげなく価値を高
めるべきである」という人間中心
の理念に基づいて誕生しました。
その哲学は、高い評価を受けてい
る Even G1 および Even G2 ディ
スプレイ型スマートグラスのデザ
インにも色濃く反映されていま
す。これらの製品では、AIがリア
ルタイムで機能し、重要な対話を
サポートすることで、ユーザーが
思考を整理し、自信を持ってコミ
ュニケーションを取り、仕事や日
常生活のあらゆる場面で「今」に
集中できる体験を提供します。
森若 幸次郎
Mendoza Ventures ベンチャー
パートナー 世界中のファミリー
オフィス、ベンチャーキャピタ
ル、テクノロジー企業をつなぎ、
次世代のAI・Web3イノベーショ
ンを推進するグローバルアドバイ
ザー。 ボストンおよびサンフラ
ンシスコを拠点にAI・フィンテッ
ク・サイバーセキュリティ分野へ
投資する Mendoza Ventures の
ベンチャーパートナー、また、
AI・Web3分野に特化したスイス
およびアフリカ拠点のベンチャー
キャピタル CV VC のアドバイザ
ーを務める。現在、世界10社以
上のベンチャーキャピタルの支援
に携わる。 また、ブロックチェ
ーンおよびイノベーション分野の
国際カンファレンス
UN:Block（ラトビア）、WAIB
Summit Monaco（モナコ）、
VI3NNA Congress（オーストリ
ア）、World Venture
Forum（オーストリア） などで
アンバサダーを務め、世界各地の
スタートアップエコシステムをつ
なぐ活動を行っている。 2013
年、Harvard Business
Taro Kimura
Taro Kimura は、Midnight
Japan のカントリーマネージャ
ーを務めており、創業者としての
経験、エンタープライズ向けGo-
to-Market（GTM）のリーダー
シップ、そして国際的なビジネス
経験を兼ね備えています。現在、
日本市場におけるMidnightの戦
略を統括し、GTM、エンタープ
ライズ連携、コミュニティ成長、
エコシステムの普及を推進してい
ます。 これまでのキャリアで
は、急成長スタートアップとグロ
ーバル企業の双方で経験を積んで
きました。Mycelの共同創業者と
して、次世代インターオペラビリ
ティ・インフラプロトコルのグロ
ーバルGTM、パートナーシッ
プ、投資家対応、オペレーション
をリードしました。Web3業界に
参入する以前は、LinkedInにて
Global Enterprise Sales
Directorを務め、日本の大手多国
籍企業との戦略的パートナーシッ
プ構築や、大規模SaaS導入プロ
Marc Piano
Marc Pianoは、世界でも最も活
発かつ影響力のある Web3 財団
のいくつかにおいて、独立取締役
（Independent Director of
Record）およびコンサルタント
を務めている人物である。デジタ
ル資産エコシステムの最上位レベ
ルにおいて、ガバナンス、コンプ
ライアンス、長期的な持続可能性
を監督する役割を信頼されて担っ
ている。 法学を基盤とするキャ
リアを持つ Marc は、以前、主要
なオフショア法律事務所において
カウンセル（法律顧問）を務め、
同事務所のグローバル Web3 プ
ラクティスの中核的設計者として
活躍した。その分野における権威
として、主要な法律ディレクトリ
ーからも高く評価されている。こ
のような法曹としての確かな経歴
と、長年にわたる最前線でのアド
バイザリー経験により、Marc は
Anand Iyer
Anand Iyerは、サンフランシスコ
を拠点とするアーリーステージ投
資ファンド Canonical のマネー
ジング・パートナーであり、AI、
ロボティクス、暗号資産といった
フロンティアテクノロジーへの投
資に注力している。アイヤーはシ
リコンバレーで長年の経験を持つ
ベテランである。 2005年に
Microsoft にてプロダクトマネー
ジャーとしてキャリアをスタート
し、その後 Trusted を創業。同
社は2018年に上場企業である
Care に買収された。その後、
Lightspeed に参画し、ベンチャ
ーパートナーとして Phantom、
Alchemy、Arbitrum、Mysten な
どのブロックチェーン関連企業に
関与した。 学歴としては、パデ
Dr. Joe Hüg
日本の伝統的な企業文化と、
Web3・AIといった最先端テクノ
ロジーが交差する領域で活躍する
実務家・研究者・教育者です。情
報経営イノベーション専門職大学
（iU）にて起業学 実務教授を務
めると同時に、
TEDxInnovationU のリードオー
ガナイザー兼ライセンシーとし
て、世代や分野を越えた知の共有
を推進しています。 三菱や富士
通などのグローバル企業へのコン
サルティング経験を通じ、企業イ
ノベーションやデジタルトランス
フォーメーション（DX）の実践
的知見を蓄積。中小企業から大企
Navjit Dhaliwal
ナビット・ダリワル博士は、
Iagonの創設者兼CEOであり、分
散型クラウドサービス業界を牽引
しています。Mjøsa
Tannklinikk、Arbo Lab AS、
CanPol ASなど、複数の成功した
企業を創業・運営した経験を持つ
ダリワル博士は、実績あるシリア
ルアントレプレナーです。ポズナ
ン医科大学とマクマスター大学で
学び、歯学のDDS（博士号）お
よび医学の学士号を取得していま
す。
Jason Sheman
ジェイソン・シャーマン（Jason
Sheman）は、**Bitcoin.com の
最高執行責任者（COO）**とし
て、暗号資産業界を代表するコン
シューマープラットフォームのグ
ローバルオペレーション全般を統
括しています。8年以上にわたり
同社に在籍し、アジア、中東、ヨ
ーロッパ、米国を含む地域での事
業拡大を支え、Bitcoin.com の
Kangyong Sun
孫 康勇（スン・カンヨン）博士
は、日本を代表するグローバル経
営教育機関の一つである一橋大学
大学院 経営管理研究科 国際企業
戦略専攻（Hitotsubashi
University Business School,
ICS）の准教授である。 ミネソタ
hajimex
Web3と生成AIがもたらす「信
用・価値・知性の再設計」を主題
に、テクノロジーと社会構造の交
点を探究するストラテジスト／ブ
Raul Velazquez
コンピュータエンジニアとしての
MIDGARD
Website X.com
Midgard Protocolは、カルダノブロックチェーンのスケーラビリティ向上を目的としたオプティ
ミスティック・ロールアップ型プロトコルです。トークンを発行せず、ADAを基盤とした設計によ
り、安全性と効率性を兼ね備えたL2ソリューションを提供します。独自の不正検証機構と分散型運
用モデルにより、カルダノ上での高速・低コストなトランザクション処理を実現。dAppsの開発
や利用において、ユーザーにシームレスな体験を提供します。
4,668円から購入
MARCH 17, 2026
日本文化とWeb3・AIが融合する国際
カンファレンスTEAMZ Summit
2026 アジェンダ公開
「Tradition Meets Tomorrow」— 日本文化と
最先端テクノロジーが融合する2日間。日本
最大級のWeb3・AIカンファレンス 「TEAMZ
Summit 2026」 が、2026年4月7日・8日に
東京・八芳園にて開催されます。今年のテー
る、特別な2日間となります。このたび、公
式アジェンダが公開されました。（※登壇者
のスケジュール等の都合により、開催までに
内容が変更となる可能性があります。）
JANUARY 26, 2026
TEAMZ SUMMIT. Pre Event No4
TEAMZ SUMMITのプレイベントは、Web3お
よびAIエコシステムの発展を目的とした取り
組みです。​取引や新たなパートナーシップの
90％以上が対面で生まれることから、
TEAMZでは本イベント前に定員制の交流会
を開催し、リラックスした雰囲気の中で質の
高いネットワーキングを促進しています。
JANUARY 23, 2026
カルダノ最大級プロジェクト・
IAGON：RoyaltyNodeローンチイ
ベント - 東京
【ネットワーキング・ディナーあり / 参加費
無料】カルダノ最大級プロジェクト・
IAGON：RoyaltyNodeローンチイベント - 東
京
JANUARY 23, 2026
カルダノ最大級プロジェクト・
IAGON：RoyaltyNodeローンチイ
ベント - 大阪
​カルダノ最大級プロジェクト・IAGON：
RoyaltyNodeローンチイベント - 大阪
JANUARY 22, 2026
TS ONE. 「1枚のチケットで、複数の
イベントに参加可能」
東京で開催される Web3 および AI の主要イ
ベント「TEAMZ SUMMIT」 では、1枚のチケ
ットで、以下のイベントすべてにご参加いた
だけます。
JANUARY 20, 2026
TEAMZ Summit 2026、WaytoAGI
とパートナーシップを締結
4月8日、WaytoAGI主催 AIカンファレンスを
八芳園にて開催TEAMZ Summit チケット保
有者は無料で参加可能